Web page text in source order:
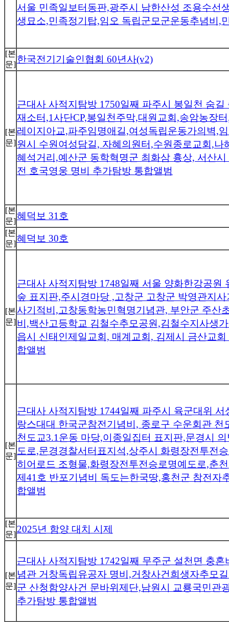
서울 민족일보터동판,광주시 남한산성 조용수선
생묘소,민족정기탑,임오 독립군모군운동추념비,
[본
문]한국전기기술인협회 60년사(v2)
[본
문]
근대사 사적지탐방 1750일째 파주시 봉일천 숨
재소터,1사단CP,봉일천주막,대원교회,송암농장
레이지아교,파주임명애길,여성독립운동가의벽,
원시 수원여성담길, 자혜의원터,수원종로교회,나
혜석거리,예산군 동학혁명군 최화삼 흉상, 서산
전 호국영웅 명비 추가탐방 통합앨범
[본
문]혜덕보 31호
[본
문]혜덕보 30호
[본
문]
근대사 사적지탐방 1748일째 서울 양화한강공원
숲 표지판,주시경마당 ,고창군 고창군 박영관지
사기적비,고창동학농민혁명기념관, 부안군 주산
비,백산고등학교 김철수추모공원,김철수지사생
읍시 신태인제일교회, 매계교회, 김제시 금산교
합앨범
[본
문]
근대사 사적지탐방 1744일째 파주시 육군대위
랑스대대 한국군참전기념비, 종로구 수운회관 천
천도교3.1운동 마당,이종일집터 표지판,문경시
도로,문경경찰서터표지석,상주시 화령장전투전
히어로드 조형물,화령장전투전승로명예도로,춘
제41호 반포기념비 독도는한국땅,홍천군 참전자
합앨범
[본
문]2025년 함양 대치 시제
[본
문]
근대사 사적지탐방 1742일째 무주군 설천면 충
념관 거창독립유공자 명비,거창사건희생자추모
군 산청함양사건 문바위제단,남원시 교룡국민관
추가탐방 통합앨범